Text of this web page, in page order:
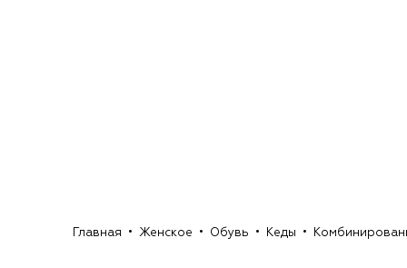
Главная Женское Обувь Кеды